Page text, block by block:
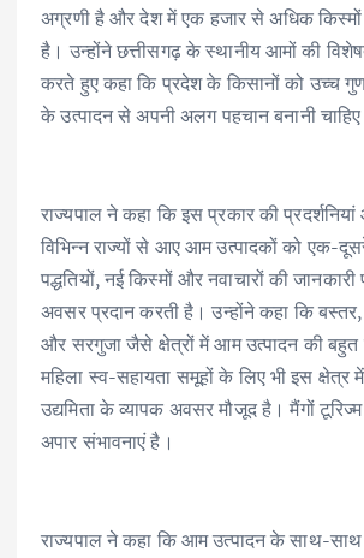
अग्रणी है और देश में एक हजार से अधिक
है। उन्होंने छत्तीसगढ़ के स्थानीय आमों की
करते हुए कहा कि प्रदेश के किसानों को उच्च
के उत्पादन से अपनी अलग पहचान बनानी
राज्यपाल ने कहा कि इस प्रकार की
विभिन्न राज्यों से आए आम उत्पादकों को एक-
पद्धतियों, नई किस्मों और नवाचारों की
अवसर प्रदान करती है। उन्होंने कहा कि
और सरगुजा जैसे क्षेत्रों में आम उत्पादन की बहुत
महिला स्व-सहायता समूहों के लिए भी इस क्षेत्र
उद्यमिता के व्यापक अवसर मौजूद है। मैंगों
अपार संभावनाएं है।
राज्यपाल ने कहा कि आम उत्पादन के साथ-